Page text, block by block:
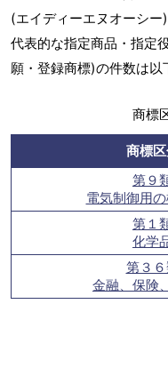
(エイディーエヌオーシー
代表的な指定商品・指定
願・登録商標)の件数は以
商標
商標
第９
電気制御用
第１
化学
第３
金融、保険